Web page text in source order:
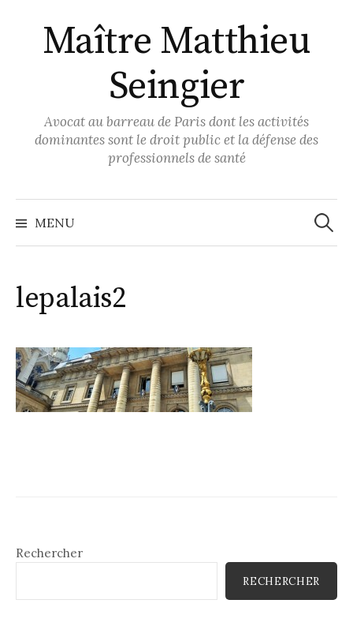
contenu
Maître Matthieu
Seingier
Avocat au barreau de Paris dont les activités
dominantes sont le droit public et la défense des
professionnels de santé
MENU
lepalais2
Rechercher
RECHERCHER